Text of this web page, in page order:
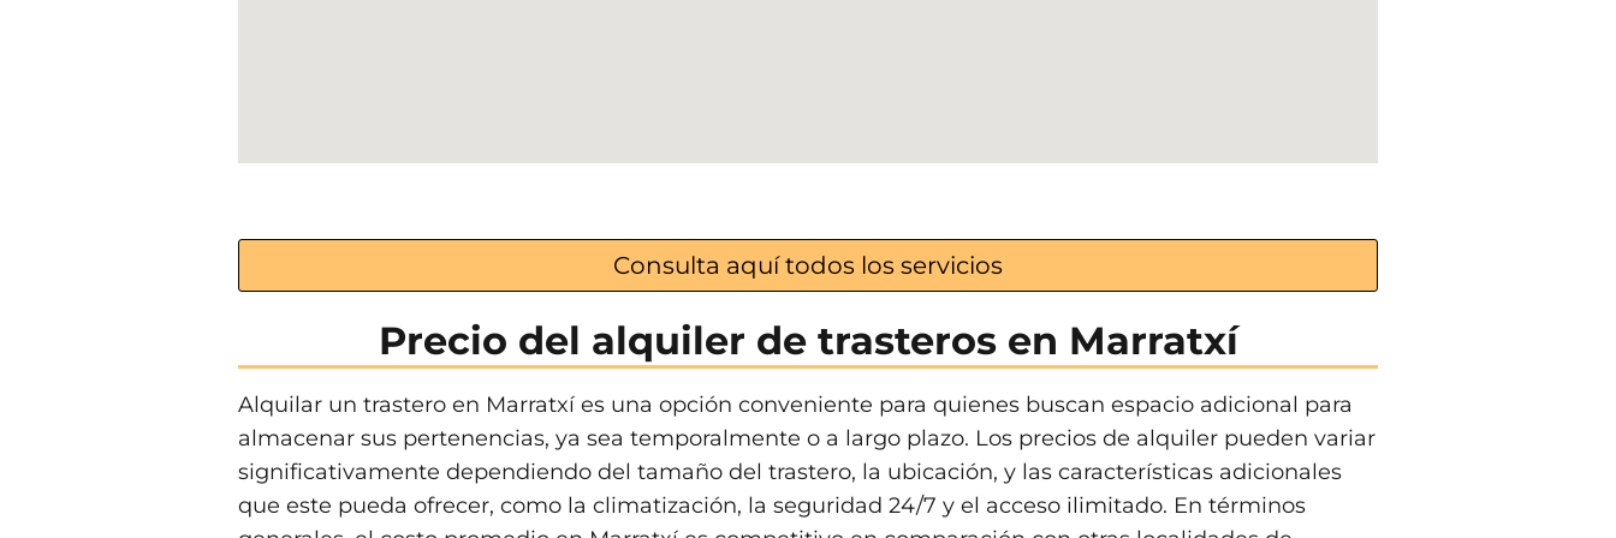
Consulta aquí todos los servicios
Precio del alquiler de trasteros en Marratxí
Alquilar un trastero en Marratxí es una opción conveniente para quienes buscan espacio adicional para
almacenar sus pertenencias, ya sea temporalmente o a largo plazo. Los precios de alquiler pueden variar
significativamente dependiendo del tamaño del trastero, la ubicación, y las características adicionales
que este pueda ofrecer, como la climatización, la seguridad 24/7 y el acceso ilimitado. En términos